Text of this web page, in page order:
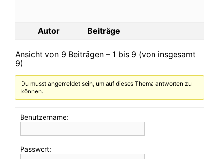
Autor Beiträge
Ansicht von 9 Beiträgen – 1 bis 9 (von insgesamt
9)
Du musst angemeldet sein, um auf dieses Thema antworten zu
können.
Benutzername:
Passwort: